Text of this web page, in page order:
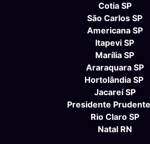
Cotia SP
São Carlos SP
Americana SP
Itapevi SP
Marília SP
Araraquara SP
Hortolândia SP
Jacareí SP
Presidente
Rio Claro SP
Natal RN